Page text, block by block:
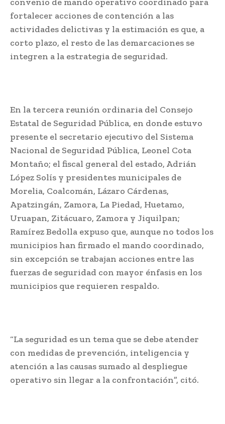
fortalecer acciones de contención a las
actividades delictivas y la estimación es que, a
corto plazo, el resto de las demarcaciones se
integren a la estrategia de seguridad.
En la tercera reunión ordinaria del Consejo
Estatal de Seguridad Pública, en donde estuvo
presente el secretario ejecutivo del Sistema
Nacional de Seguridad Pública, Leonel Cota
Montaño; el fiscal general del estado, Adrián
López Solís y presidentes municipales de
Morelia, Coalcomán, Lázaro Cárdenas,
Apatzingán, Zamora, La Piedad, Huetamo,
Uruapan, Zitácuaro, Zamora y Jiquilpan;
Ramírez Bedolla expuso que, aunque no todos los
municipios han firmado el mando coordinado,
sin excepción se trabajan acciones entre las
fuerzas de seguridad con mayor énfasis en los
municipios que requieren respaldo.
“La seguridad es un tema que se debe atender
con medidas de prevención, inteligencia y
atención a las causas sumado al despliegue
operativo sin llegar a la confrontación”, citó.